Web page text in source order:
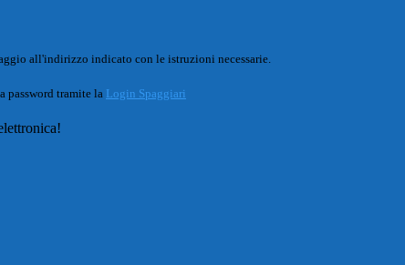
all'indirizzo indicato con le istruzioni necessarie.
password tramite la Login Spaggiari